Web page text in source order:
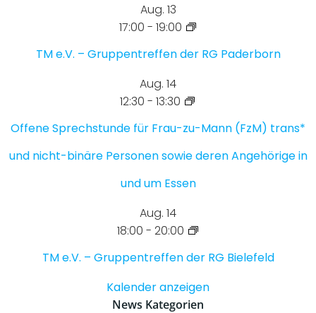
Aug. 13
17:00 - 19:00
TM e.V. – Gruppentreffen der RG Paderborn
Aug. 14
12:30 - 13:30
Offene Sprechstunde für Frau-zu-Mann (FzM) trans*
und nicht-binäre Personen sowie deren Angehörige in
und um Essen
Aug. 14
18:00 - 20:00
TM e.V. – Gruppentreffen der RG Bielefeld
Kalender anzeigen
News Kategorien